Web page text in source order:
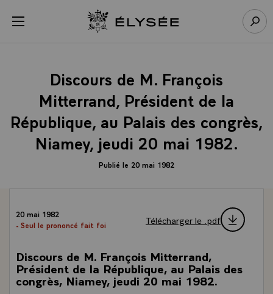
menu Retour à l’accueil Élysée
Discours de M. François
Mitterrand, Président de la
République, au Palais des congrès,
Niamey, jeudi 20 mai 1982.
Publié le 20 mai 1982
20 mai 1982
- Seul le prononcé fait foi
Télécharger le .pdf
Discours de M. François Mitterrand,
Président de la République, au Palais des
congrès, Niamey, jeudi 20 mai 1982.
Panneau de gestion des cookies